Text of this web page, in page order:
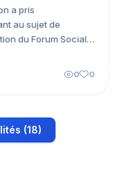
a pris
au sujet de
du Forum Social
0 0
(18)